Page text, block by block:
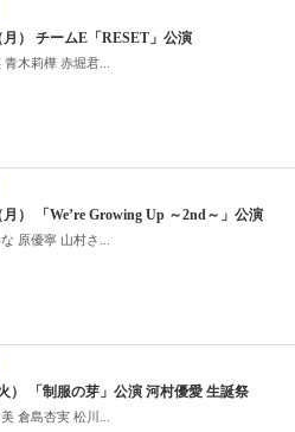
月） チームE「RESET」公演
木莉樺 赤堀君...
月） 「We’re Growing Up ～2nd～」公演
原優寧 山村さ...
） 「制服の芽」公演 河村優愛 生誕祭
倉島杏実 松川...